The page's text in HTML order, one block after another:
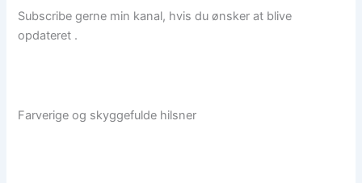
Subscribe gerne min kanal, hvis du ønsker at blive
opdateret .
Farverige og skyggefulde hilsner